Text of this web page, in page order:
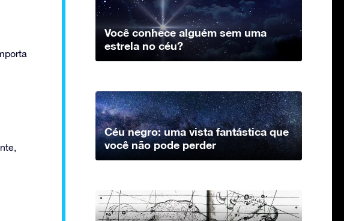
Você conhece alguém sem uma
estrela no céu?
Céu negro: uma vista fantástica que
você não pode perder